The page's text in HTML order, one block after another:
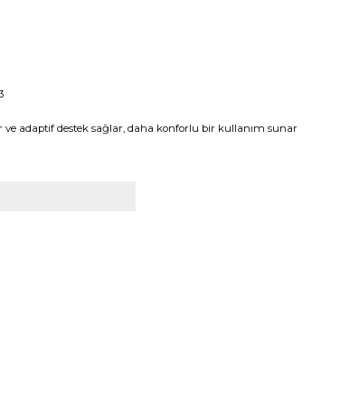
ve adaptif destek sağlar, daha konforlu bir kullanım sunar